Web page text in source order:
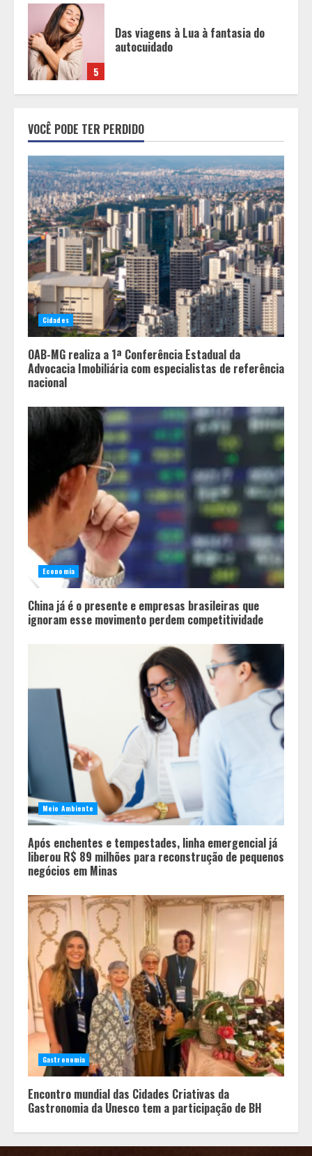
1
Estadual da Advocacia Imobiliária
com especialistas de referência
2
brasileiras que ignoram esse
movimento perdem competitividade
Após enchentes e tempestades,
linha emergencial já liberou R$ 89
milhões para reconstrução de
pequenos negócios em Minas
Encontro mundial das Cidades
Criativas da Gastronomia da
Unesco tem a participação de BH
VOCÊ PODE TER PERDIDO
Cidades
OAB-MG realiza a 1ª Conferência Estadual da
Advocacia Imobiliária com especialistas de referência
nacional
Economia
China já é o presente e empresas brasileiras que
ignoram esse movimento perdem competitividade
Meio Ambiente
Após enchentes e tempestades, linha emergencial já
liberou R$ 89 milhões para reconstrução de pequenos
negócios em Minas
Gastronomia
Encontro mundial das Cidades Criativas da
Gastronomia da Unesco tem a participação de BH